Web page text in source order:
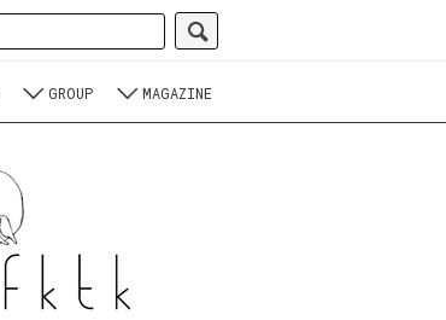
GROUP MAGAZINE